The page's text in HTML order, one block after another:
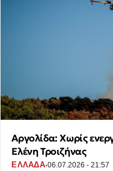
Αργολίδα: Χωρίς
Ελένη Τροιζήνας
ΕΛΛΑΔΑ·06.07.2026 - 21:57